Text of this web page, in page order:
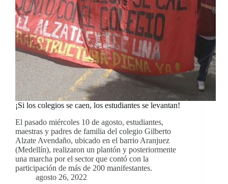
¡Si los colegios se caen, los estudiantes se levantan!
El pasado miércoles 10 de agosto, estudiantes,
maestras y padres de familia del colegio Gilberto
Alzate Avendaño, ubicado en el barrio Aranjuez
(Medellín), realizaron un plantón y posteriormente
una marcha por el sector que contó con la
participación de más de 200 manifestantes.
agosto 26, 2022